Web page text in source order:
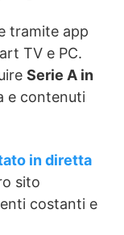
tramite app
TV e PC.
Serie A in
e contenuti
in diretta
sito
costanti e